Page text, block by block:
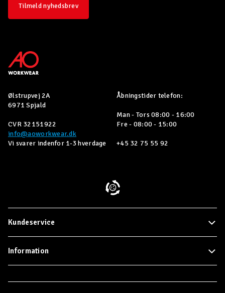
Tilmeld nyhedsbrev
Ølstrupvej 2A
6971 Spjald
CVR 32151922
info@aoworkwear.dk
Vi svarer indenfor 1-3 hverdage
Åbningstider telefon:
Man - Tors 08:00 - 16:00
Fre - 08:00 - 15:00
+45 32 75 55 92
Kundeservice
Information